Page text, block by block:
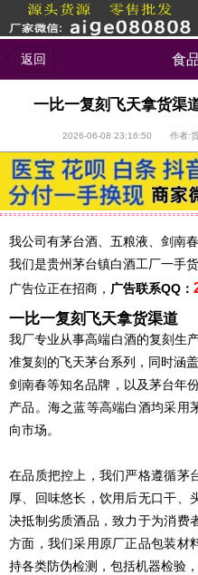
返回 食
一比一复刻飞天拿货渠
2026-06-08 23:16:50 作者:
我公司有茅台酒、五粮液、剑南
我们是贵州茅台镇白酒工厂一手货
广告位正在招商， 广告联系QQ：
一比一复刻飞天拿货渠道
我厂专业从事高端白酒的复刻生
准复刻的飞天茅台系列，同时涵
剑南春等知名品牌，以及茅台年
产品。海之蓝等高端白酒均采用
向市场。
在品质把控上，我们严格遵循茅
厚、回味悠长，饮用后无口干、
决抵制劣质酒品，致力于为消费
方面，我们采用原厂正品包装材
持各类防伪检测，包括机器检验